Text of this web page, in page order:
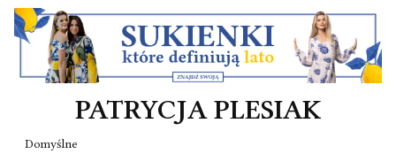
PATRYCJA PLESIAK
Domyślne